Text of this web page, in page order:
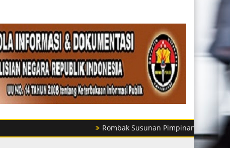
Rombak Susunan Pimpinan Jajarannya, Ini